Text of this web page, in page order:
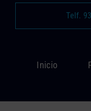
Saltar
contenido
Telf.
Inicio